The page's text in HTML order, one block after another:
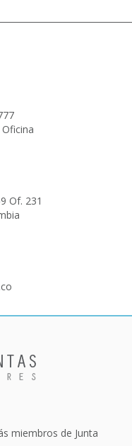
Of. 231
miembros de Junta